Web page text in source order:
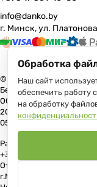
info@danko.by
г. Минск, ул.
© 2026 Данко Бай:
Беларуси
ООО «Гранд Парк»,
204 В торговом реестре
05.11.2008,
Рассмотрение
+375 (29) 191-10-80,
Отдел торговли и услуг
г.Минска: тел.
Обработка
Наш сайт
обеспечить работу
на обработку